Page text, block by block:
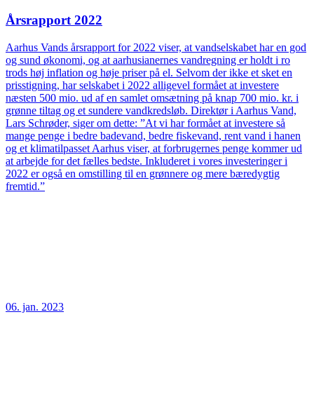
Årsrapport 2022
Aarhus Vands årsrapport for 2022 viser, at vandselskabet har en god
og sund økonomi, og at aarhusianernes vandregning er holdt i ro
trods høj inflation og høje priser på el. Selvom der ikke et sket en
prisstigning, har selskabet i 2022 alligevel formået at investere
næsten 500 mio. ud af en samlet omsætning på knap 700 mio. kr. i
grønne tiltag og et sundere vandkredsløb. Direktør i Aarhus Vand,
Lars Schrøder, siger om dette: ”At vi har formået at investere så
mange penge i bedre badevand, bedre fiskevand, rent vand i hanen
og et klimatilpasset Aarhus viser, at forbrugernes penge kommer ud
at arbejde for det fælles bedste. Inkluderet i vores investeringer i
2022 er også en omstilling til en grønnere og mere bæredygtig
fremtid.”
06. jan. 2023